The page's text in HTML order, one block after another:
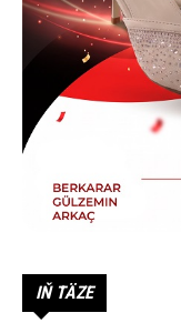
IŇ TÄZE